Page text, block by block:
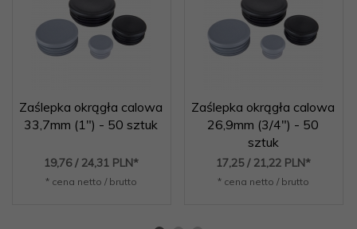
Zaślepka okrągła calowa
33,7mm (1") - 50 sztuk
19,76 / 24,31 PLN*
* cena netto / brutto
Zaślepka okrągła calowa
26,9mm (3/4") - 50
sztuk
17,25 / 21,22 PLN*
* cena netto / brutto